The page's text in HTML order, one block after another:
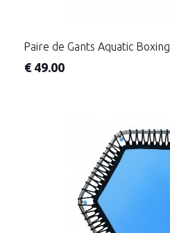
Paire de Gants Aquatic Boxing
€ 49.00